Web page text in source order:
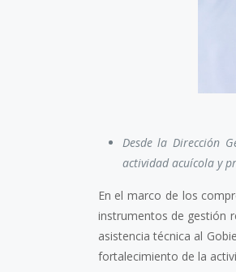
Desde la Dirección
actividad acuícola y
En el marco de los
instrumentos de gestión
asistencia técnica al
fortalecimiento de la